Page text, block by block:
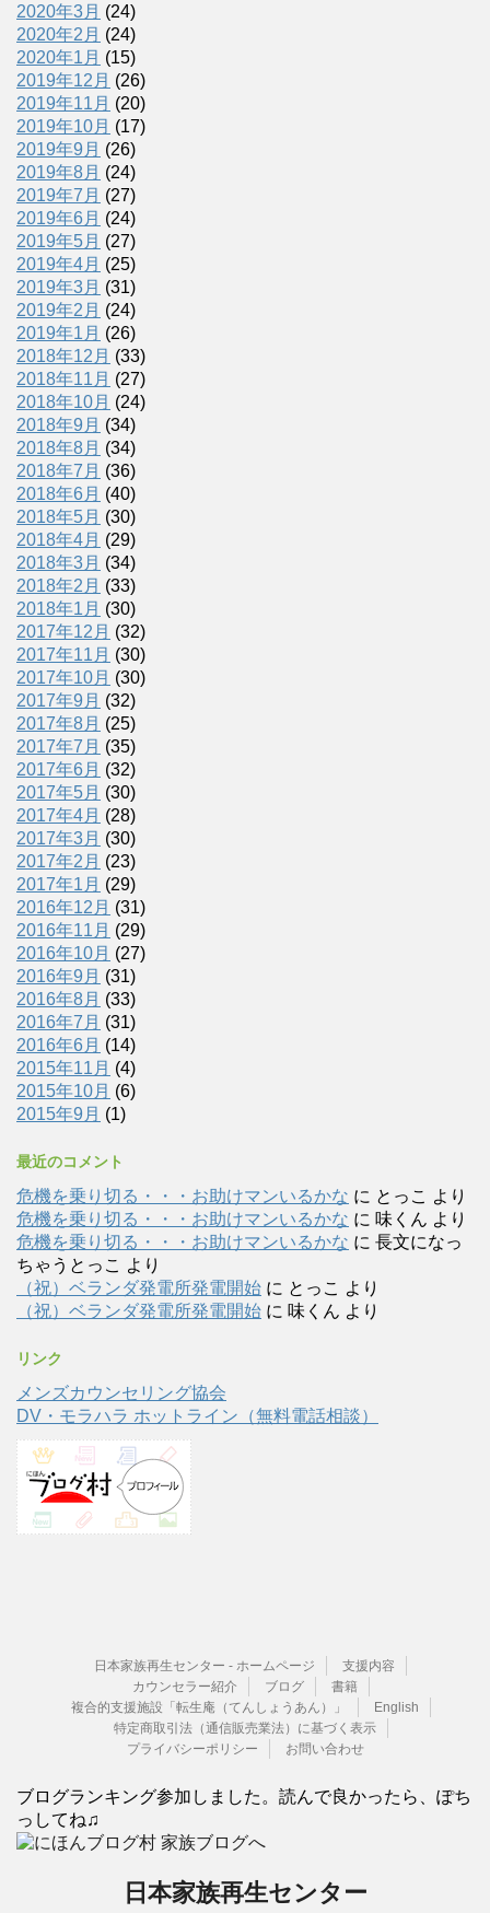
2020年3月 (24)
2020年2月 (24)
2020年1月 (15)
2019年12月 (26)
2019年11月 (20)
2019年10月 (17)
2019年9月 (26)
2019年8月 (24)
2019年7月 (27)
2019年6月 (24)
2019年5月 (27)
2019年4月 (25)
2019年3月 (31)
2019年2月 (24)
2019年1月 (26)
2018年12月 (33)
2018年11月 (27)
2018年10月 (24)
2018年9月 (34)
2018年8月 (34)
2018年7月 (36)
2018年6月 (40)
2018年5月 (30)
2018年4月 (29)
2018年3月 (34)
2018年2月 (33)
2018年1月 (30)
2017年12月 (32)
2017年11月 (30)
2017年10月 (30)
2017年9月 (32)
2017年8月 (25)
2017年7月 (35)
2017年6月 (32)
2017年5月 (30)
2017年4月 (28)
2017年3月 (30)
2017年2月 (23)
2017年1月 (29)
2016年12月 (31)
2016年11月 (29)
2016年10月 (27)
2016年9月 (31)
2016年8月 (33)
2016年7月 (31)
2016年6月 (14)
2015年11月 (4)
2015年10月 (6)
2015年9月 (1)
最近のコメント
危機を乗り切る・・・お助けマンいるかな に とっこ より
危機を乗り切る・・・お助けマンいるかな に 味くん より
危機を乗り切る・・・お助けマンいるかな に 長文になっ
ちゃうとっこ より
（祝）ベランダ発電所発電開始 に とっこ より
（祝）ベランダ発電所発電開始 に 味くん より
リンク
メンズカウンセリング協会
DV・モラハラ ホットライン（無料電話相談）
日本家族再生センター - ホームページ
支援内容
カウンセラー紹介
ブログ
書籍
複合的支援施設「転生庵（てんしょうあん）」
English
特定商取引法（通信販売業法）に基づく表示
プライバシーポリシー
お問い合わせ
ブログランキング参加しました。読んで良かったら、ぽち
っしてね♫
日本家族再生センター